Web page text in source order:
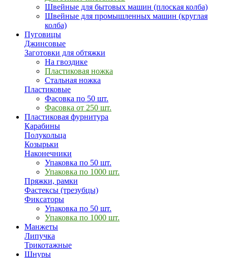
Швейные для бытовых машин (плоская колба)
Швейные для промышленных машин (круглая
колба)
Пуговицы
Джинсовые
Заготовки для обтяжки
На гвоздике
Пластиковая ножка
Стальная ножка
Пластиковые
Фасовка по 50 шт.
Фасовка от 250 шт.
Пластиковая фурнитура
Карабины
Полукольца
Козырьки
Наконечники
Упаковка по 50 шт.
Упаковка по 1000 шт.
Пряжки, рамки
Фастексы (трезубцы)
Фиксаторы
Упаковка по 50 шт.
Упаковка по 1000 шт.
Манжеты
Липучка
Трикотажные
Шнуры